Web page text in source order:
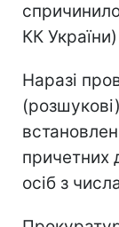
КК України)
Наразі
причетних
осіб з